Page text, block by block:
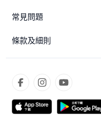
常見問題
條款及細則